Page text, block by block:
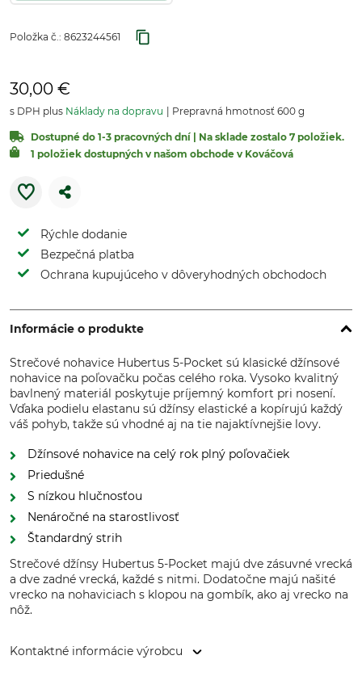
Položka č.: 8623244561
30,00 €
s DPH plus Náklady na dopravu Prepravná hmotnosť 600 g
Dostupné do 1-3 pracovných dní | Na sklade zostalo 7 položiek.
1 položiek dostupných v našom obchode v Kováčová
Rýchle dodanie
Bezpečná platba
Ochrana kupujúceho v dôveryhodných obchodoch
Informácie o produkte
Strečové nohavice Hubertus 5-Pocket sú klasické džínsové
nohavice na poľovačku počas celého roka. Vysoko kvalitný
bavlnený materiál poskytuje príjemný komfort pri nosení.
Vďaka podielu elastanu sú džínsy elastické a kopírujú každý
váš pohyb, takže sú vhodné aj na tie najaktívnejšie lovy.
Džínsové nohavice na celý rok plný poľovačiek
Priedušné
S nízkou hlučnosťou
Nenáročné na starostlivosť
Štandardný strih
Strečové džínsy Hubertus 5-Pocket majú dve zásuvné vrecká
a dve zadné vrecká, každé s nitmi. Dodatočne majú našité
vrecko na nohaviciach s klopou na gombík, ako aj vrecko na
nôž.
Kontaktné informácie výrobcu